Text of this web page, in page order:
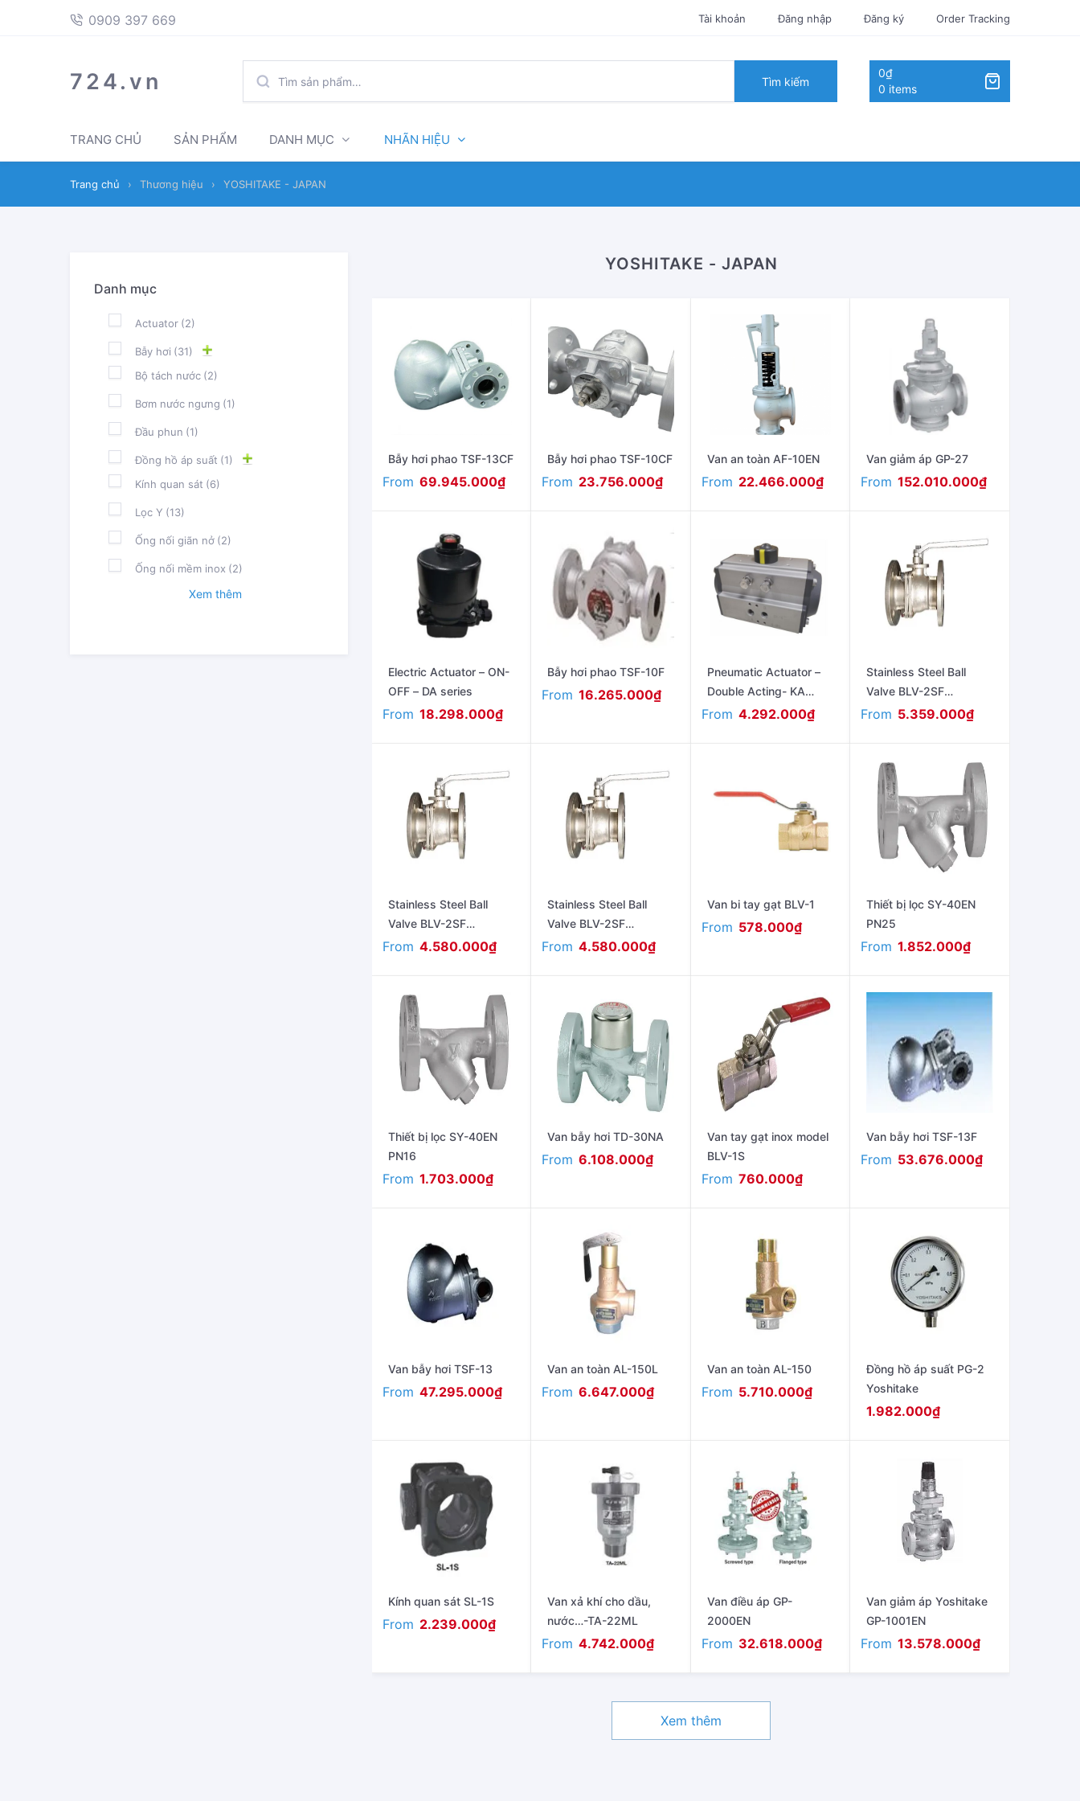
Skip
Skip
669
0909 397 669 Tài khoản Đăng nhập Đăng ký Order Tracking
724.vn
KIẾM:
Tìm kiếm
0₫
0 items
TRANG CHỦ SẢN PHẨM DANH MỤC NHÃN HIỆU
Trang chủ › Thương hiệu › YOSHITAKE - JAPAN
YOSHITAKE - JAPAN
Bẫy hơi phao TSF-13CF
From 69.945.000₫
Bẫy hơi phao TSF-10CF
From 23.756.000₫
Van an toàn AF-10EN
From 22.466.000₫
Van giảm áp GP-27
From 152.010.000₫
Electric Actuator – ON-
OFF – DA series
From 18.298.000₫
Bẫy hơi phao TSF-10F
From 16.265.000₫
Pneumatic Actuator –
Double Acting- KA
series
From 4.292.000₫
Stainless Steel Ball
Valve BLV-2SF
(Flanged Ends PN16)
From 5.359.000₫
Stainless Steel Ball
Valve BLV-2SF
(Flanged Ends ANSI
From 4.580.000₫
Stainless Steel Ball
Valve BLV-2SF
(Flanged Ends JS10K)
From 4.580.000₫
Van bi tay gạt BLV-1
From 578.000₫
Thiết bị lọc SY-40EN
PN25
From 1.852.000₫
Thiết bị lọc SY-40EN
PN16
From 1.703.000₫
Van bẫy hơi TD-30NA
From 6.108.000₫
Van tay gạt inox model
BLV-1S
From 760.000₫
Van bẫy hơi TSF-13F
From 53.676.000₫
Van bẫy hơi TSF-13
From 47.295.000₫
Van an toàn AL-150L
From 6.647.000₫
Van an toàn AL-150
From 5.710.000₫
Đồng hồ áp suất PG-2
Yoshitake
1.982.000₫
Kính quan sát SL-1S
From 2.239.000₫
Van xả khí cho dầu,
nước…-TA-22ML
From 4.742.000₫
Van điều áp GP-
2000EN
From 32.618.000₫
Van giảm áp Yoshitake
GP-1001EN
From 13.578.000₫
Xem thêm
Danh mục
Actuator (2)
Bẫy hơi (31)
Bộ tách nước (2)
Bơm nước ngưng (1)
Đầu phun (1)
Đồng hồ áp suất (1)
Kính quan sát (6)
Lọc Y (13)
Ống nối giãn nở (2)
Ống nối mềm inox (2)
Xem thêm